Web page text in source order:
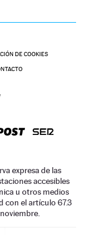
DE COOKIES
expresa de las
accesibles
u otros medios
con el artículo 67.3